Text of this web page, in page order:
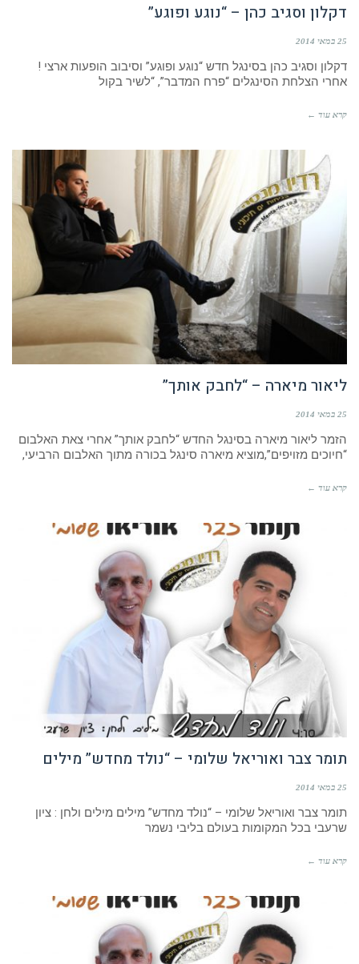
דקלון וסגיב כהן – “נוגע ופוגע”
25 במאי 2014
דקלון וסגיב כהן בסינגל חדש “נוגע ופוגע” וסיבוב הופעות ארצי !
אחרי הצלחת הסינגלים “פרח המדבר”, “לשיר בקול
קרא עוד ←
ליאור מיארה – “לחבק אותך”
25 במאי 2014
הזמר ליאור מיארה בסינגל החדש “לחבק אותך” אחרי צאת האלבום
“חיוכים מזויפים”,מוציא מיארה סינגל בכורה מתוך האלבום הרביעי,
קרא עוד ←
תומר צבר ואוריאל שלומי – “נולד מחדש” מילים
25 במאי 2014
תומר צבר ואוריאל שלומי – “נולד מחדש” מילים מילים ולחן : ציון
שרעבי בכל המקומות בעולם בליבי נשמר
קרא עוד ←